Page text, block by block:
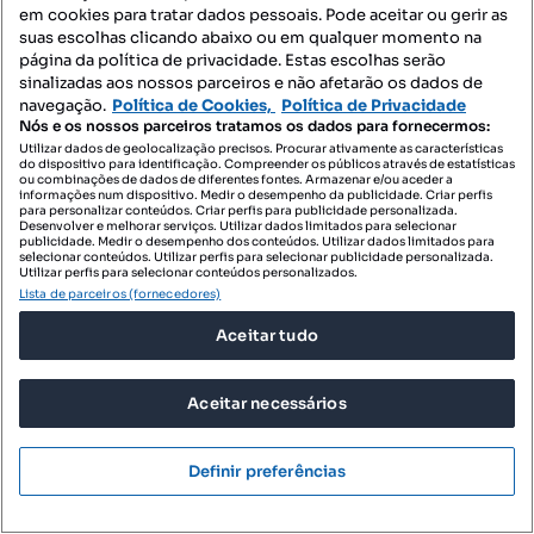
57 500 €179,69 €/m²
Venda Terreno, Vila Meã, Amarante
Vila Meã, Amarante, Porto
Preço por metro quadrado
320 m²
ENTREPORTAS
Profissional
em cookies para tratar dados pessoais. Pode aceitar ou gerir as
suas escolhas clicando abaixo ou em qualquer momento na
página da política de privacidade. Estas escolhas serão
sinalizadas aos nossos parceiros e não afetarão os dados de
navegação. Política de Cookies, Política de Privacidade
Nós e os nossos parceiros tratamos os dados para fornecermos:
Utilizar dados de geolocalização precisos. Procurar ativamente as características
do dispositivo para identificação. Compreender os públicos através de estatísticas
ou combinações de dados de diferentes fontes. Armazenar e/ou aceder a
informações num dispositivo. Medir o desempenho da publicidade. Criar perfis
para personalizar conteúdos. Criar perfis para publicidade personalizada.
Desenvolver e melhorar serviços. Utilizar dados limitados para selecionar
publicidade. Medir o desempenho dos conteúdos. Utilizar dados limitados para
selecionar conteúdos. Utilizar perfis para selecionar publicidade personalizada.
Utilizar perfis para selecionar conteúdos personalizados.
Lista de parceiros (fornecedores)
Aceitar tudo
Aceitar necessários
Definir preferências